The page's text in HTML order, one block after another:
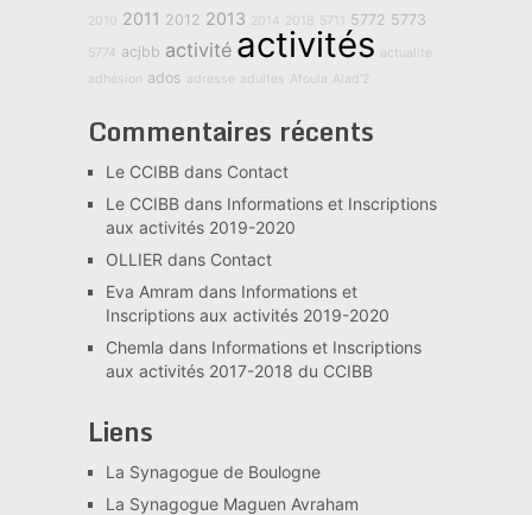
2010 2011 2012 2013 2014 2018 5711 5772 5773
5774 acjbb activité activités actualité
adhésion ados adresse adultes Afoula Alad'2
Commentaires récents
Le CCIBBdans Contact
Le CCIBBdans Informations et Inscriptions
aux activités 2019-2020
OLLIER dans Contact
Eva Amram dans Informations et
Inscriptions aux activités 2019-2020
Chemla dans Informations et Inscriptions
aux activités 2017-2018 du CCIBB
Liens
La Synagogue de Boulogne
La Synagogue Maguen Avraham